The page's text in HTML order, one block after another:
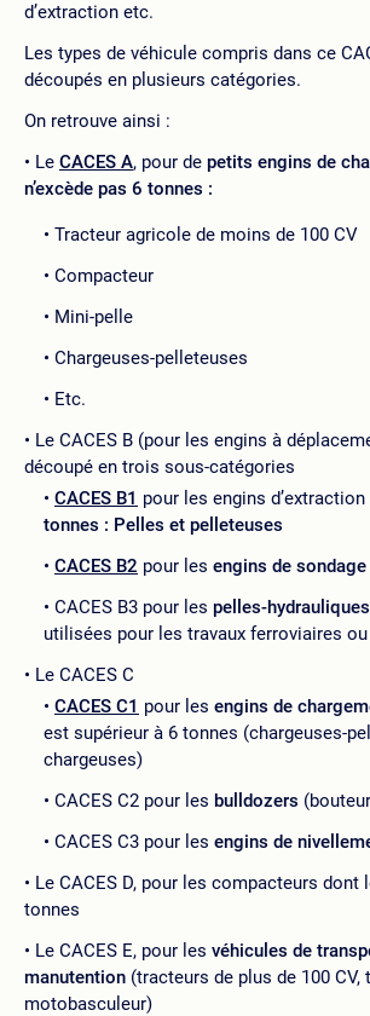
d’extraction etc.
Les types de véhicule compris dans ce
découpés en plusieurs catégories.
On retrouve ainsi :
Le CACES A, pour de petits engins de
n’excède pas 6 tonnes :
Tracteur agricole de moins de 100 CV
Compacteur
Mini-pelle
Chargeuses-pelleteuses
Etc.
Le CACES B (pour les engins à
découpé en trois sous-catégories
CACES B1 pour les engins
tonnes : Pelles et pelleteuses
CACES B2 pour les engins de
CACES B3 pour les pelles-
utilisées pour les travaux ferroviaires
Le CACES C
CACES C1 pour les engins de
est supérieur à 6 tonnes (chargeuses-
chargeuses)
CACES C2 pour les bulldozers
CACES C3 pour les engins de
Le CACES D, pour les compacteurs dont
tonnes
Le CACES E, pour les véhicules de
manutention (tracteurs de plus de 100 CV,
motobasculeur)